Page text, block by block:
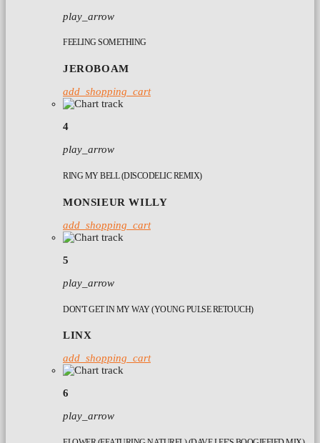
play_arrow
FEELING SOMETHING
JEROBOAM
add_shopping_cart
4
play_arrow
RING MY BELL (DISCODELIC REMIX)
MONSIEUR WILLY
add_shopping_cart
5
play_arrow
DON'T GET IN MY WAY (YOUNG PULSE RETOUCH)
LINX
add_shopping_cart
6
play_arrow